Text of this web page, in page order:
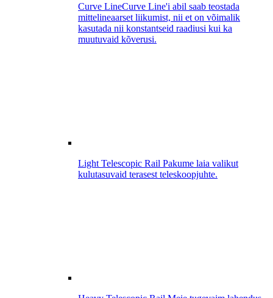
Curve LineCurve Line'i abil saab teostada
mittelineaarset liikumist, nii et on võimalik
kasutada nii konstantseid raadiusi kui ka
muutuvaid kõverusi.
Light Telescopic Rail Pakume laia valikut
kulutasuvaid terasest teleskoopjuhte.